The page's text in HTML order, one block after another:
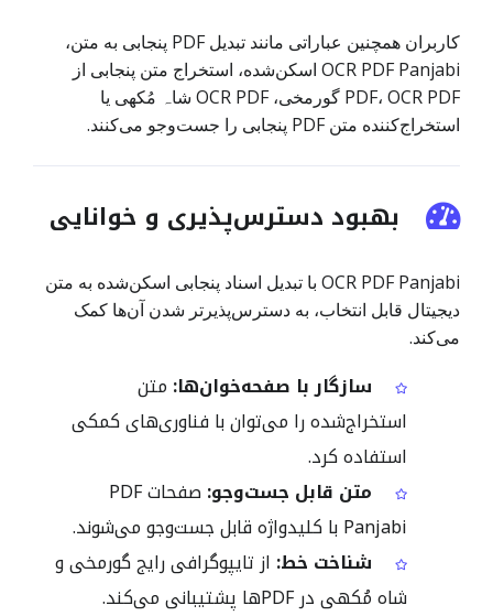
کاربران همچنین عباراتی مانند تبدیل PDF پنجابی به متن،
OCR PDF Panjabi اسکن‌شده، استخراج متن پنجابی از
PDF، OCR PDF گورمخی، OCR PDF شاہ مُکھی یا
استخراج‌کننده متن PDF پنجابی را جست‌وجو می‌کنند.
بهبود دسترس‌پذیری و خوانایی
OCR PDF Panjabi با تبدیل اسناد پنجابی اسکن‌شده به متن
دیجیتال قابل انتخاب، به دسترس‌پذیرتر شدن آن‌ها کمک
می‌کند.
سازگار با صفحه‌خوان‌ها: متن
استخراج‌شده را می‌توان با فناوری‌های کمکی
استفاده کرد.
متن قابل جست‌وجو:
صفحات PDF
Panjabi با کلیدواژه قابل جست‌وجو می‌شوند.
شناخت خط: از تایپوگرافی رایج گورمخی و
شاہ مُکھی در PDFها پشتیبانی می‌کند.